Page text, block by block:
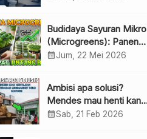
Penguru
Budidaya Sayuran Mikro
(Microgreens): Panen
Cepat, Untung Besar
calendar_monthJum, 22 Mei 2026
Ambisi apa solusi?
Mendes mau henti kan
penyebaran minimarket
calendar_monthSab, 21 Feb 2026